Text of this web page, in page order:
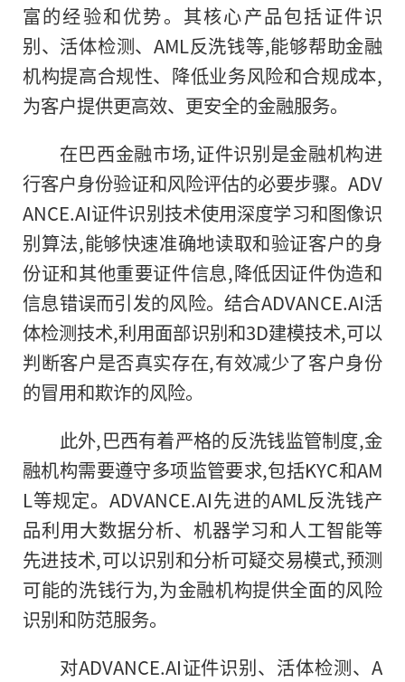
富的经验和优势。其核心产品包括证件识
别、活体检测、AML反洗钱等,能够帮助金融
机构提高合规性、降低业务风险和合规成本,
为客户提供更高效、更安全的金融服务。
在巴西金融市场,证件识别是金融机构进
行客户身份验证和风险评估的必要步骤。ADV
ANCE.AI证件识别技术使用深度学习和图像识
别算法,能够快速准确地读取和验证客户的身
份证和其他重要证件信息,降低因证件伪造和
信息错误而引发的风险。结合ADVANCE.AI活
体检测技术,利用面部识别和3D建模技术,可以
判断客户是否真实存在,有效减少了客户身份
的冒用和欺诈的风险。
此外,巴西有着严格的反洗钱监管制度,金
融机构需要遵守多项监管要求,包括KYC和AM
L等规定。ADVANCE.AI先进的AML反洗钱产
品利用大数据分析、机器学习和人工智能等
先进技术,可以识别和分析可疑交易模式,预测
可能的洗钱行为,为金融机构提供全面的风险
识别和防范服务。
对ADVANCE.AI证件识别、活体检测、A